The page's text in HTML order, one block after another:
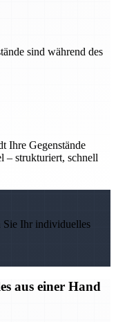
sind während des
Ihre Gegenstände
– strukturiert, schnell
Sie Ihr individuelles
aus einer Hand